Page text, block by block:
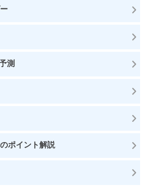
測
ポイント解説